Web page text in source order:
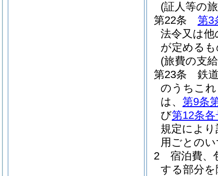
(証人等の
第22条
第3
法令又は
が定める
(旅費の支
第23条
鉄
のうちこ
は、 第9条
び第12条各
規定によ
用ごとの
2
宿泊費、
する部分